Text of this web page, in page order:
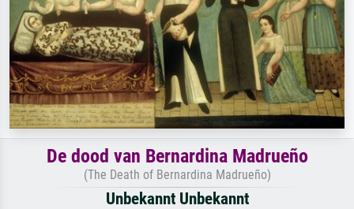
De dood van Bernardina Madrueño
(The Death of Bernardina Madrueño)
Unbekannt Unbekannt